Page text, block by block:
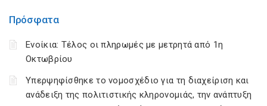
Πρόσφατα
Ενοίκια: Τέλος οι πληρωμές με μετρητά από 1η
Οκτωβρίου
Υπερψηφίσθηκε το νομοσχέδιο για τη διαχείριση και
ανάδειξη της πολιτιστικής κληρονομιάς, την ανάπτυξη